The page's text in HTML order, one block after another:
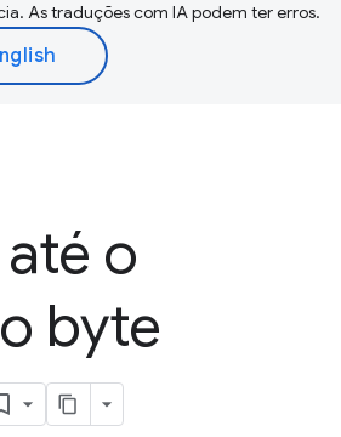
As traduções com IA podem ter erros.
o
byte